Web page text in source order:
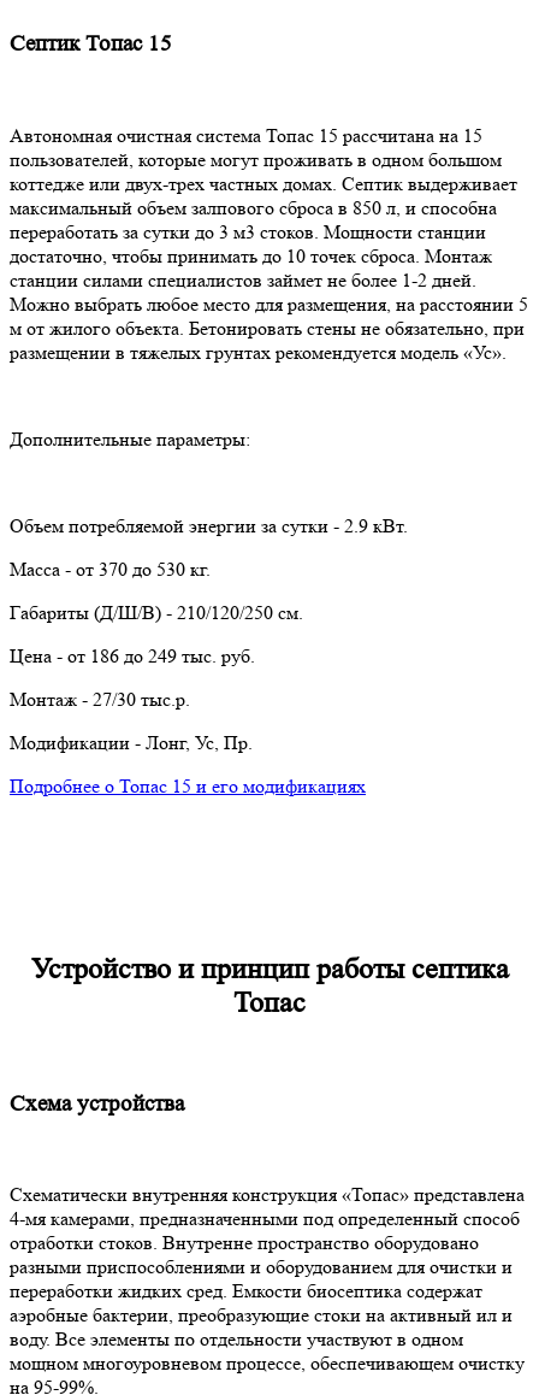
Септик Топас 15
Автономная очистная система Топас 15 рассчитана на 15
пользователей, которые могут проживать в одном большом
коттедже или двух-трех частных домах. Септик выдерживает
максимальный объем залпового сброса в 850 л, и способна
переработать за сутки до 3 м3 стоков. Мощности станции
достаточно, чтобы принимать до 10 точек сброса. Монтаж
станции силами специалистов займет не более 1-2 дней.
Можно выбрать любое место для размещения, на расстоянии 5
м от жилого объекта. Бетонировать стены не обязательно, при
размещении в тяжелых грунтах рекомендуется модель «Ус».
Дополнительные параметры:
Объем потребляемой энергии за сутки - 2.9 кВт.
Масса - от 370 до 530 кг.
Габариты (Д/Ш/В) - 210/120/250 см.
Цена - от 186 до 249 тыс. руб.
Монтаж - 27/30 тыс.р.
Модификации - Лонг, Ус, Пр.
Подробнее о Топас 15 и его модификациях
Устройство и принцип работы септика
Топас
Схема устройства
Схематически внутренняя конструкция «Топас» представлена
4-мя камерами, предназначенными под определенный способ
отработки стоков. Внутренне пространство оборудовано
разными приспособлениями и оборудованием для очистки и
переработки жидких сред. Емкости биосептика содержат
аэробные бактерии, преобразующие стоки на активный ил и
воду. Все элементы по отдельности участвуют в одном
мощном многоуровневом процессе, обеспечивающем очистку
на 95-99%.